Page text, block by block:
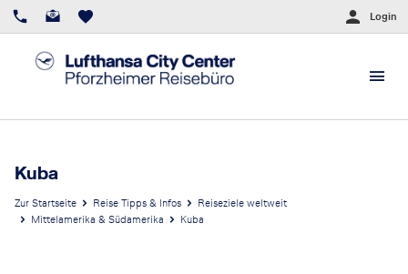
Login
Kuba
Zur Startseite Reise Tipps & Infos
Reiseziele weltweit
Mittelamerika & Südamerika
Kuba